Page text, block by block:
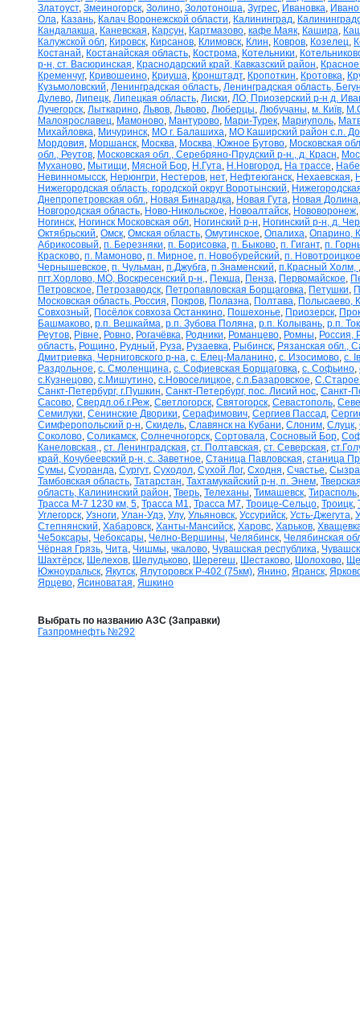
Златоуст, Змеиногорск, Золино, Золотоноша, Зугрес, Ивановка,
Ола, Казань, Калач Воронежской области, Калининград,
Кандалакша, Каневская, Карсун, Картмазово, кафе Маяк, Кашира,
Калужской обл, Кировск, Кирсанов, Климовск, Клин, Ковров, Козелец,
Костанай, Костанайская область, Кострома, Котельники,
р-н, ст. Васюринская, Краснодарский край, Кавказский район,
Кременчуг, Кривошеино, Криуша, Кронштадт, Кропоткин, Кротовка,
Кузьмоловский, Ленинградская область, Ленинградская область,
Дулево, Липецк, Липецкая область, Лиски, ЛО, Приозерский р-н д.
Лучегорск, Лыткарино, Львов, Львово, Люберцы, Любучаны, м. Київ,
Малоярославец, Мамоново, Мантурово, Мари-Турек, Мариуполь,
Михайловка, Мичуринск, МО г. Балашиха, МО Каширский район с.п.
Мордовия, Моршанск, Москва, Москва, Южное Бутово, Московская
обл., Реутов, Московская обл., Серебряно-Прудский р-н., д. Красн,
Муханово, Мытищи, Мясной Бор, Н.Гута, Н.Новгород, На трассе,
Невинномысск, Нерюнгри, Нестеров, нет, Нефтеюганск, Нехаевская,
Нижегородская область, городской округ Воротынский,
Днепропетровская обл., Новая Бинарадка, Новая Гута, Новая Долина
Новгородская область, Ново-Никольское, Новоалтайск, Нововоронеж,
Ногинск, Ногинск Московская обл, Ногинский р-н, Ногинский р-н, д.
Октябрьский, Омск, Омская область, Омутинское, Опалиха, Опарино,
Абрикосовый, п. Березняки, п. Борисовка, п. Быково, п. Гигант, п.
Красково, п. Мамоново, п. Мирное, п. Новобурейский, п.
Чернышевское, п. Чульман, п.Джубга, п.Знаменский, п.Красный Холм,
пгт.Хорлово, МО, Воскресенский р-н,, Пекша, Пенза, Первомайское,
Петровское, Петрозаводск, Петропавловская Борщаговка, Петушки,
Московская область, Россия, Покров, Полазна, Полтава, Полысаево,
Совхозный, Посёлок совхоза Останкино, Пошехонье, Приозерск,
Башмаково, р.п. Вешкайма, р.п. Зубова Поляна, р.п. Колывань, р.п.
Реутов, Рівне, Ровно, Рогачёвка, Родники, Романцево, Ромны, Россия,
область, Рощино, Рудный, Руза, Рузаевка, Рыбинск, Рязанская обл.,
Дмитриевка, Черниговского р-на, с. Елец-Маланино, с. Изосимово, с.
Раздольное, с. Смоленщина, с. Софиевская Борщаговка, с. Софьино,
с.Кузнецово, с.Мишутино, с.Новоселицкое, с.п.Базаровское,
Санкт-Петербург, г.Пушкин, Санкт-Петербург, пос. Лисий нос, Санкт-
Сасово, Свердл.об.г.Реж, Светлогорск, Святогорск, Севастополь,
Семилуки, Сенинские Дворики, Серафимович, Сергиев Пассад,
Симферопольский р-н, Скидель, Славянск на Кубани, Слоним, Слуцк,
Соколово, Соликамск, Солнечногорск, Сортовала, Сосновый Бор,
Канеловская,, ст. Ленинградская, ст. Полтавская, ст. Северская,
край, Кочубеевский р-н, с. Заветное, Станица Павловская, станица
Сумы, Суоранда, Сургут, Суходол, Сухой Лог, Сходня, Счастье,
Тамбовская область, Татарстан, Тахтамукайский р-н, п. Энем,
область, Калининский район, Тверь, Телеханы, Тимашевск, Тирасполь
Трасса М-7 1230 км, 5, Трасса М1, Трасса М7, Троице-Сельцо, Троицк,
Углегорск, Узноги, Улан-Удэ, Улу, Ульяновск, Уссурийск, Усть-Джегута,
Степнянский, Хабаровск, Ханты-Мансийск, Харовс, Харьков,
Че5оксары, Чебоксары, Челно-Вершины, Челябинск, Челябинская
Чёрная Грязь, Чита, Чишмы, чкалово, Чувашская республика,
Шахтёрск, Шелехов, Шелудьково, Шерегеш, Шестаково, Шолохово,
Южноуральск, Якутск, Ялуторовск Р-402 (75км), Янино, Яранск,
Ярцево, Ясиноватая, Яшкино
Выбрать по названию АЗС (Заправки)
Газпромнефть №292